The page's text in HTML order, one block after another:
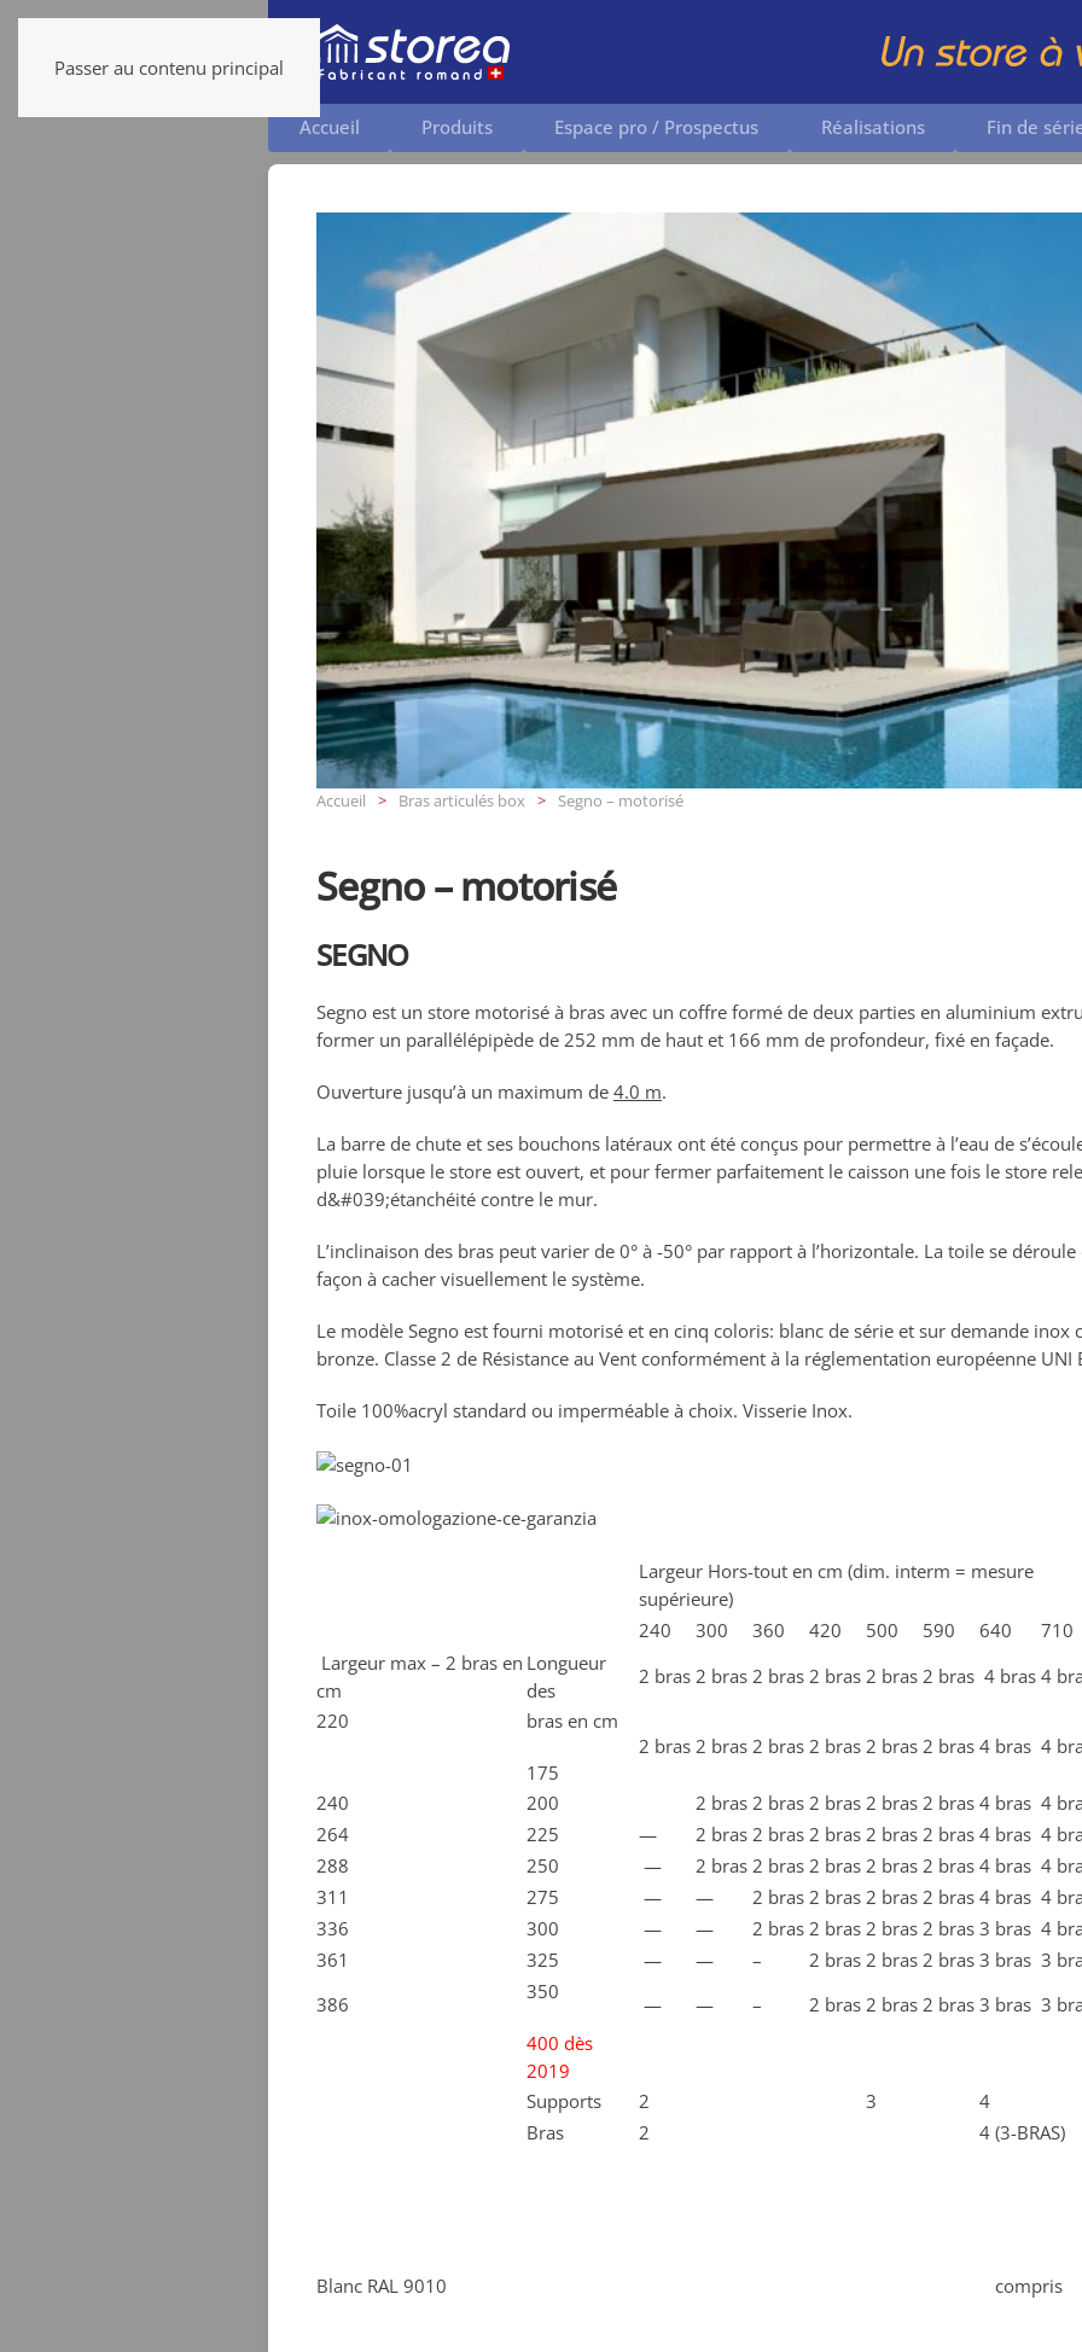
Passer au contenu principal
Accueil Produits Espace pro / Prospectus Réalisations Fin de
Accueil Bras articulés box Segno – motorisé
Segno – motorisé
SEGNO
Segno est un store motorisé à bras avec un coffre formé de deux parties en aluminium
former un parallélépipède de 252 mm de haut et 166 mm de profondeur, fixé en façade.
Ouverture jusqu’à un maximum de 4.0 m.
La barre de chute et ses bouchons latéraux ont été conçus pour permettre à l’eau de
pluie lorsque le store est ouvert, et pour fermer parfaitement le caisson une fois le store
d&#039;étanchéité contre le mur.
L’inclinaison des bras peut varier de 0° à -50° par rapport à l’horizontale. La toile se
façon à cacher visuellement le système.
Le modèle Segno est fourni motorisé et en cinq coloris: blanc de série et sur demande inox
bronze. Classe 2 de Résistance au Vent conformément à la réglementation européenne UNI
Toile 100%acryl standard ou imperméable à choix. Visserie Inox.
Largeur Hors-tout en cm (dim. interm = mesure
supérieure)
240
300 360 420 500 590 640
710
Largeur max – 2 bras en
cm
Longueur
des
2 bras 2 bras 2 bras 2 bras 2 bras 2 bras 4 bras 4
220
bras en cm
175
2 bras 2 bras 2 bras 2 bras 2 bras 2 bras 4 bras 4
240 200 2 bras 2 bras 2 bras 2 bras 2 bras 4 bras 4
264
225 — 2 bras 2 bras 2 bras 2 bras 2 bras 4 bras 4
288
250 — 2 bras 2 bras 2 bras 2 bras 2 bras 4 bras 4
311
275 — — 2 bras 2 bras 2 bras 2 bras 4 bras 4
336
300 — — 2 bras 2 bras 2 bras 2 bras 3 bras 4
361
325 — — – 2 bras 2 bras 2 bras 3 bras 3
386
350
400 dès
2019
— — – 2 bras 2 bras 2 bras 3 bras 3
Supports 2 3
4
Bras
2 4 (3-BRAS)
Blanc RAL 9010 compris